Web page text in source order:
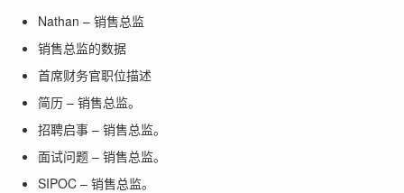
Nathan – 销售总监
销售总监的数据
首席财务官职位描述
简历 – 销售总监。
招聘启事 – 销售总监。
面试问题 – 销售总监。
SIPOC – 销售总监。